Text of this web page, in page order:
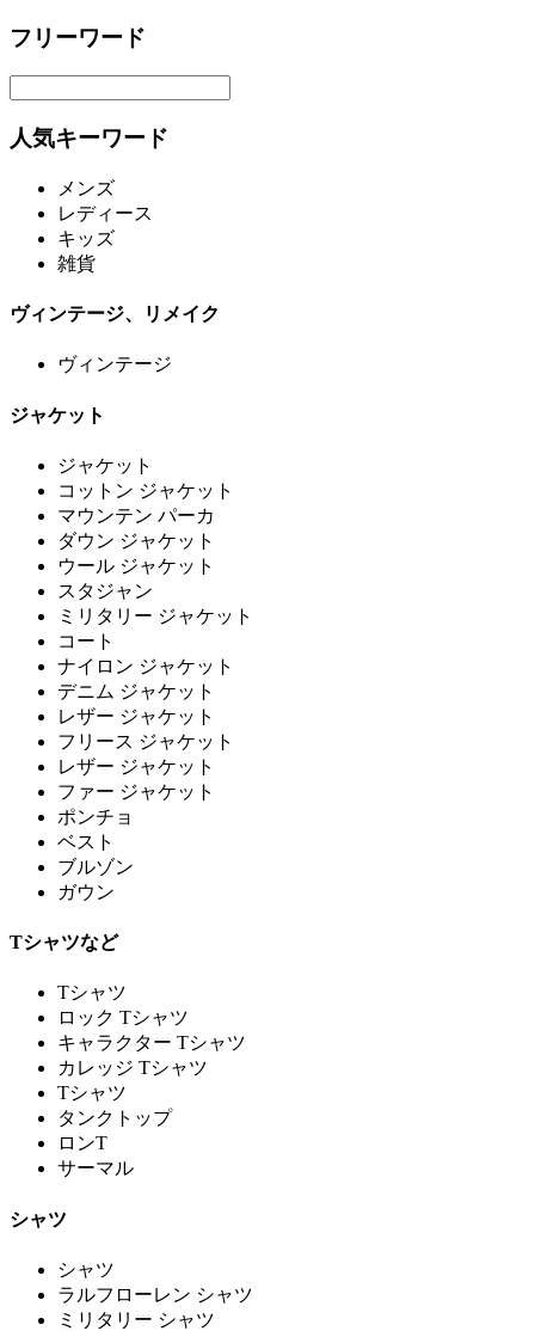
フリーワード
人気キーワード
メンズ
レディース
キッズ
雑貨
ヴィンテージ、リメイク
ヴィンテージ
ジャケット
ジャケット
コットン ジャケット
マウンテン パーカ
ダウン ジャケット
ウール ジャケット
スタジャン
ミリタリー ジャケット
コート
ナイロン ジャケット
デニム ジャケット
レザー ジャケット
フリース ジャケット
レザー ジャケット
ファー ジャケット
ポンチョ
ベスト
ブルゾン
ガウン
Tシャツなど
Tシャツ
ロック Tシャツ
キャラクター Tシャツ
カレッジ Tシャツ
Tシャツ
タンクトップ
ロンT
サーマル
シャツ
シャツ
ラルフローレン シャツ
ミリタリー シャツ